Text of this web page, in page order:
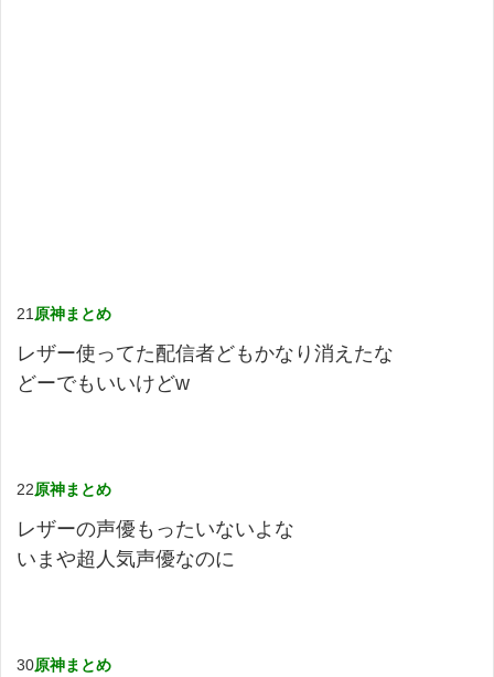
21 原神まとめ
レザー使ってた配信者どもかなり消えたな
どーでもいいけどw
22原神まとめ
レザーの声優もったいないよな
いまや超人気声優なのに
30原神まとめ